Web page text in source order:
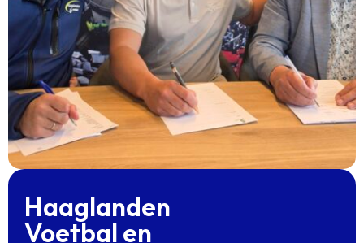
Haaglanden
Voetbal en